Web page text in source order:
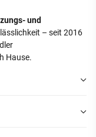
und
– seit 2016
Hause.